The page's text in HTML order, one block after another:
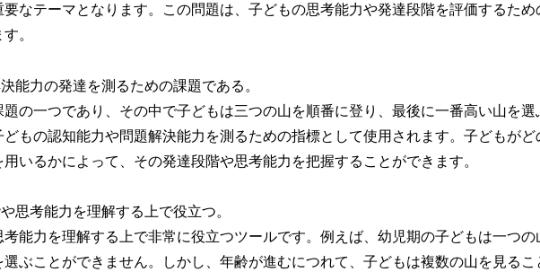
なテーマとなります。この問題は、子どもの思考能力や発達段階を評価するため
。
能力の発達を測るための課題である。
の一つであり、その中で子どもは三つの山を順番に登り、最後に一番高い山を選
もの認知能力や問題解決能力を測るための指標として使用されます。子どもがど
いるかによって、その発達段階や思考能力を把握することができます。
思考能力を理解する上で役立つ。
能力を理解する上で非常に役立つツールです。例えば、幼児期の子どもは一つの
ぶことができません。しかし、年齢が進むにつれて、子どもは複数の山を見るこ